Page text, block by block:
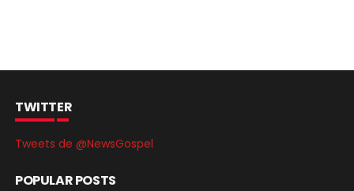
TWITTER
Tweets de @NewsGospel
POPULAR POSTS